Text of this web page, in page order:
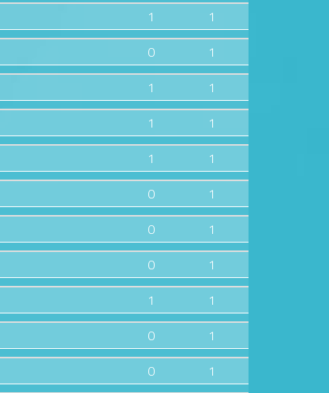
1
1
0
1
1
1
1
1
1
1
0
1
0
1
0
1
1
1
0
1
0
1